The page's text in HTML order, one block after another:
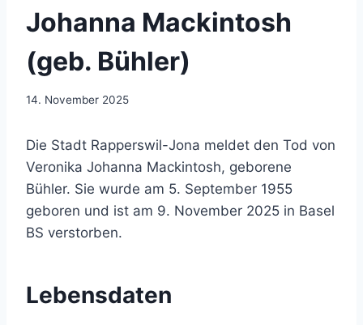
Johanna Mackintosh
(geb. Bühler)
14. November 2025
Die Stadt Rapperswil-Jona meldet den Tod von
Veronika Johanna Mackintosh, geborene
Bühler. Sie wurde am 5. September 1955
geboren und ist am 9. November 2025 in Basel
BS verstorben.
Lebensdaten